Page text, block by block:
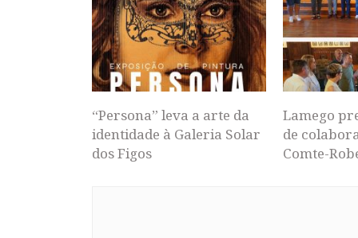
“Persona” leva a arte da
identidade à Galeria Solar
dos Figos
Lamego
de
Comte-